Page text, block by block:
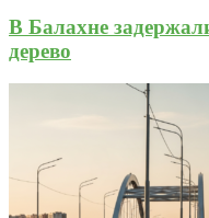
В Балахне
дерево